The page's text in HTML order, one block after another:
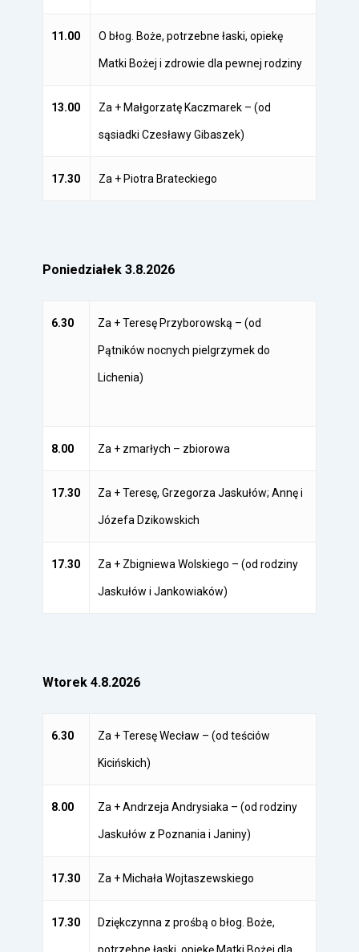
11.00 O błog. Boże, potrzebne łaski, opiekę
Matki Bożej i zdrowie dla pewnej rodziny
13.00 Za + Małgorzatę Kaczmarek – (od
sąsiadki Czesławy Gibaszek)
17.30 Za + Piotra Brateckiego
Poniedziałek 3.8.2026
6.30 Za + Teresę Przyborowską – (od
Pątników nocnych pielgrzymek do
Lichenia)
8.00 Za + zmarłych – zbiorowa
17.30 Za + Teresę, Grzegorza Jaskułów; Annę i
Józefa Dzikowskich
17.30 Za + Zbigniewa Wolskiego – (od rodziny
Jaskułów i Jankowiaków)
Wtorek 4.8.2026
6.30 Za + Teresę Wecław – (od teściów
Kicińskich)
8.00 Za + Andrzeja Andrysiaka – (od rodziny
Jaskułów z Poznania i Janiny)
17.30 Za + Michała Wojtaszewskiego
17.30 Dziękczynna z prośbą o błog. Boże,